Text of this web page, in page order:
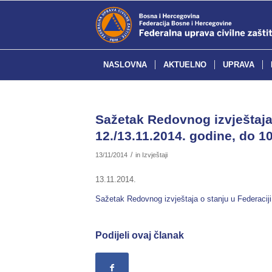
NASLOVNA AKTUELNO UPRAVA
Sažetak Redovnog
12./13.11.2014. godine, do
13/11/2014 / in Izvještaji
13.11.2014.
Sažetak Redovnog izvještaja o stanju u
Podijeli ovaj članak